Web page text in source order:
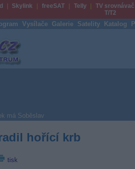
Skylink freeSAT Telly
TV srovnávač
T/T2
Vysílače Galerie Satelity Katalog
má Soběslav
hořící krb
tisk